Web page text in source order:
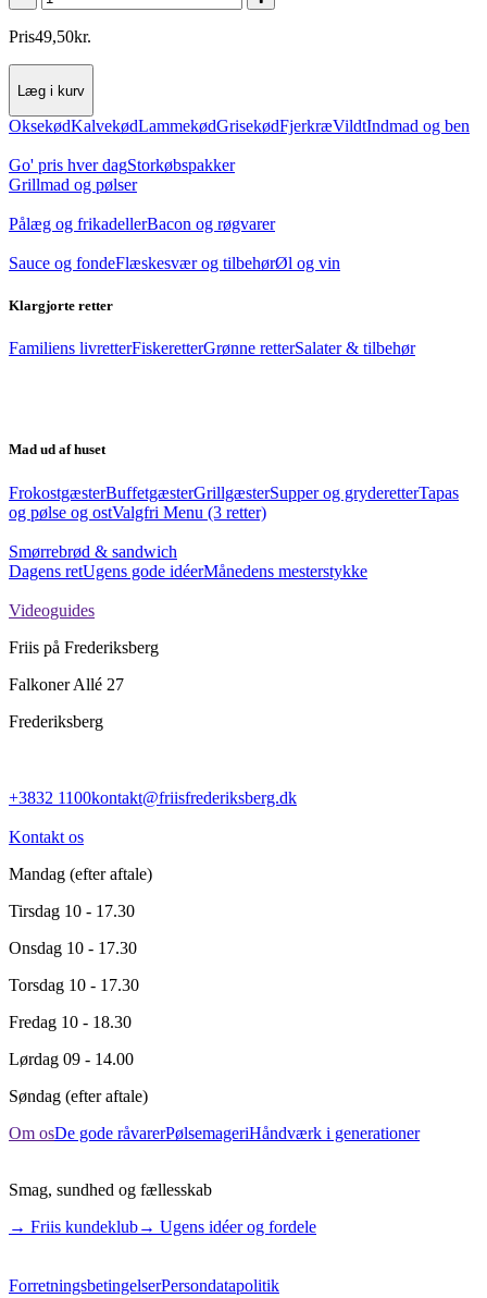
Pris49,50kr.
Læg i kurv
OksekødKalvekødLammekødGrisekødFjerkræVildtIndmad og ben
Go' pris hver dagStorkøbspakker
Grillmad og pølser
Pålæg og frikadellerBacon og røgvarer
Sauce og fondeFlæskesvær og tilbehørØl og vin
Klargjorte retter
Familiens livretterFiskeretterGrønne retterSalater & tilbehør
Mad ud af huset
FrokostgæsterBuffetgæsterGrillgæsterSupper og gryderetterTapas
og pølse og ostValgfri Menu (3 retter)
Smørrebrød & sandwich
Dagens retUgens gode idéerMånedens mesterstykke
Videoguides
Friis på Frederiksberg
Falkoner Allé 27
Frederiksberg
+3832 1100kontakt@friisfrederiksberg.dk
Kontakt os
Mandag (efter aftale)
Tirsdag 10 - 17.30
Onsdag 10 - 17.30
Torsdag 10 - 17.30
Fredag 10 - 18.30
Lørdag 09 - 14.00
Søndag (efter aftale)
Om osDe gode råvarerPølsemageriHåndværk i generationer
Smag, sundhed og fællesskab
→ Friis kundeklub→ Ugens idéer og fordele
ForretningsbetingelserPersondatapolitik